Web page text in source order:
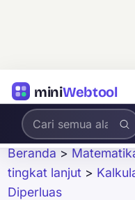
miniWebtool
Beranda >
tingkat lanjut >
Diperluas